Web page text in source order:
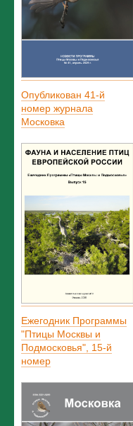
Опубликован 41-й
номер журнала
Московка
Ежегодник Программы
"Птицы Москвы и
Подмосковья", 15-й
номер